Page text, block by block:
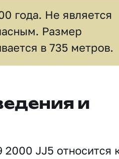
года. Не является
Размер
в 735 метров.
и
2000 JJ5 относится